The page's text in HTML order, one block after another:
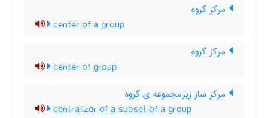
مرکز گروه
center of a group
مرکز گروه
center of group
مرکز ساز زیرمجموعه ی گروه
centralizer of a subset of a group